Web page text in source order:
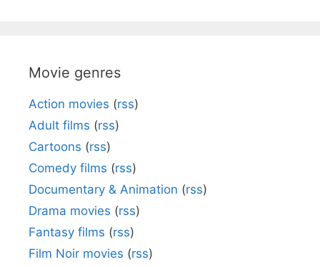
Movie genres
Action movies (rss)
Adult films (rss)
Cartoons (rss)
Comedy films (rss)
Documentary & Animation (rss)
Drama movies (rss)
Fantasy films (rss)
Film Noir movies (rss)